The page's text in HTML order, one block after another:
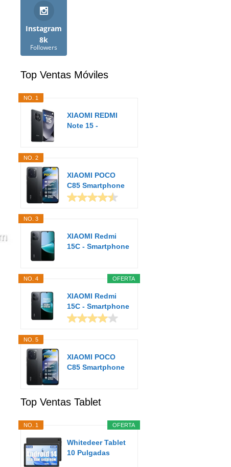
Instagram
8k
Followers
Top Ventas Móviles
NO. 1
XIAOMI REDMI
Note 15 -
NO. 2
XIAOMI POCO
C85 Smartphone
de 6+128GB
NO. 3
XIAOMI Redmi
15C - Smartphone
OFERTA
NO. 4
XIAOMI Redmi
15C - Smartphone
de 4+256GB,
NO. 5
XIAOMI POCO
C85 Smartphone
Top Ventas Tablet
OFERTA
NO. 1
Whitedeer Tablet
10 Pulgadas